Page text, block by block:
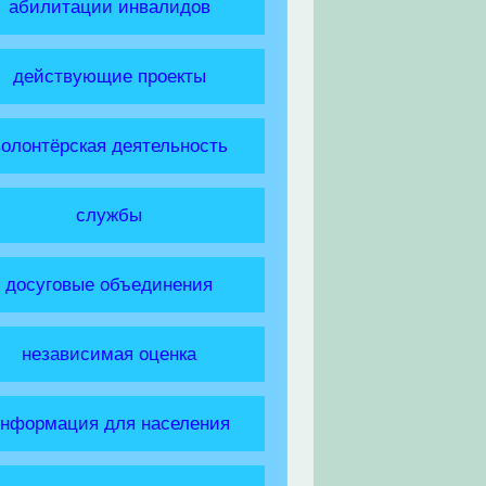
абилитации инвалидов
действующие проекты
деятельность
службы
досуговые объединения
независимая оценка
для населения